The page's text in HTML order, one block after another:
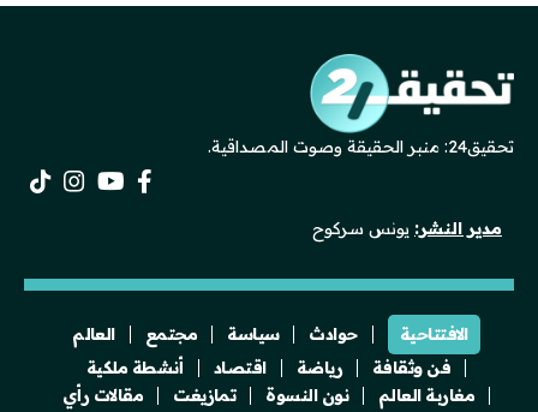
تحقيق24: منبر الحقيقة وصوت المصداقية.
مدير النشر: يونس سركوح
الافتتاحية حوادث سياسة مجتمع
العالم
فن وثقافة
رياضة اقتصاد
أنشطة ملكية
مغاربة العالم
نون النسوة تمازيغت
مقالات رأي